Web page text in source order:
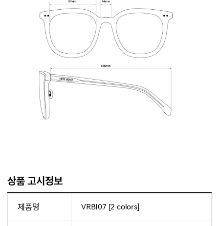
상품 고시정보
제품명 VRBI07 [2 colors]